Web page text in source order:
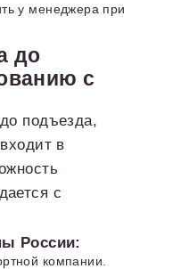
у менеджера при
до
с
подъезда,
в
с
России:
компании.